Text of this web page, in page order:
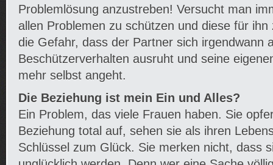
Problemlösung anzustreben! Versucht man
allen Problemen zu schützen und diese für
die Gefahr, dass der Partner sich irgendwann
Beschützerverhalten ausruht und seine
mehr selbst angeht.
Die Beziehung ist mein Ein und Alles?
Ein Problem, das viele Frauen haben. Sie
Beziehung total auf, sehen sie als ihren
Schlüssel zum Glück. Sie merken nicht, dass